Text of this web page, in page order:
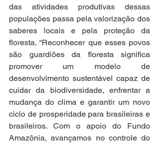
das atividades produtivas dessas
populações passa pela valorização dos
saberes locais e pela proteção da
floresta. “Reconhecer que esses povos
são guardiões da floresta significa
promover um modelo de
desenvolvimento sustentável capaz de
cuidar da biodiversidade, enfrentar a
mudança do clima e garantir um novo
ciclo de prosperidade para brasileiras e
brasileiros. Com o apoio do Fundo
Amazônia, avançamos no controle do